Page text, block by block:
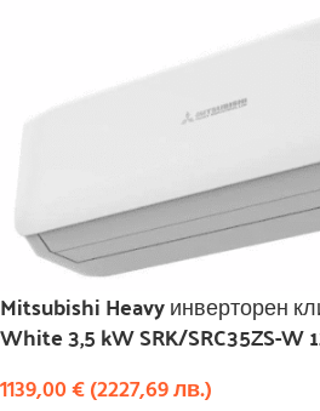
Mitsubishi Heavy инверторен
White 3,5 kW SRK/SRC35ZS-W
1139,00€(2227,69лв.)